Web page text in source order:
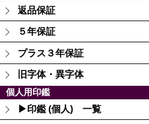
返品保証
５年保証
プラス３年保証
旧字体・異字体
個人用印鑑
▶印鑑 (個人) 一覧